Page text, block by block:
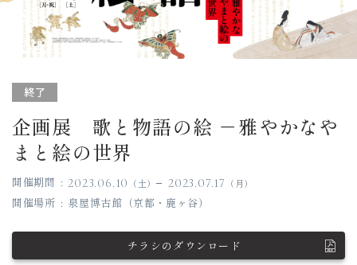
終了
企画展 歌と物語の絵 －雅やかなや
まと絵の世界
開催期間 2023.06.10 土 2023.07.17 月
開催場所 泉屋博古館（京都・鹿ヶ谷）
チラシのダウンロード